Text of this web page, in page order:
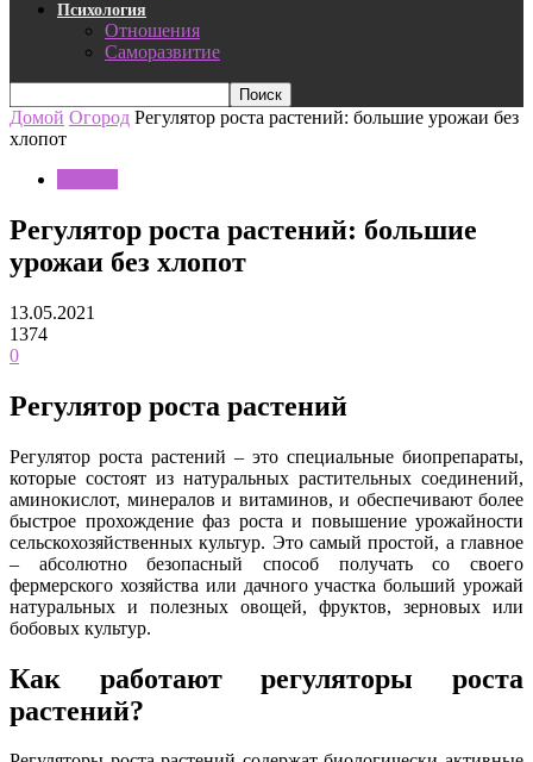
Психология
Отношения
Саморазвитие
Домой Огород Регулятор роста растений: большие урожаи без
хлопот
Регулятор роста растений: большие
урожаи без хлопот
13.05.2021
1374
0
Регулятор роста растений
Регулятор роста растений – это специальные биопрепараты,
которые состоят из натуральных растительных соединений,
аминокислот, минералов и витаминов, и обеспечивают более
быстрое прохождение фаз роста и повышение урожайности
сельскохозяйственных культур. Это самый простой, а главное
– абсолютно безопасный способ получать со своего
фермерского хозяйства или дачного участка больший урожай
натуральных и полезных овощей, фруктов, зерновых или
бобовых культур.
Как работают регуляторы роста
растений?